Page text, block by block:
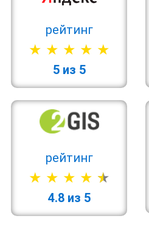
рейтинг
5 из 5
рейтинг
4.8 из 5